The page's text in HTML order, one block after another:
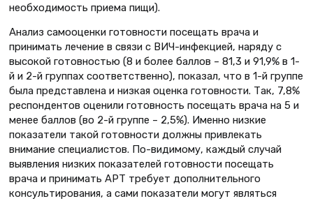
необходимость приема пищи).
Анализ самооценки готовности посещать врача и
принимать лечение в связи с ВИЧ-инфекцией, наряду с
высокой готовностью (8 и более баллов – 81,3 и 91,9% в 1-
й и 2-й группах соответственно), показал, что в 1-й группе
была представлена и низкая оценка готовности. Так, 7,8%
респондентов оценили готовность посещать врача на 5 и
менее баллов (во 2-й группе – 2,5%). Именно низкие
показатели такой готовности должны привлекать
внимание специалистов. По-видимому, каждый случай
выявления низких показателей готовности посещать
врача и принимать АРТ требует дополнительного
консультирования, а сами показатели могут являться